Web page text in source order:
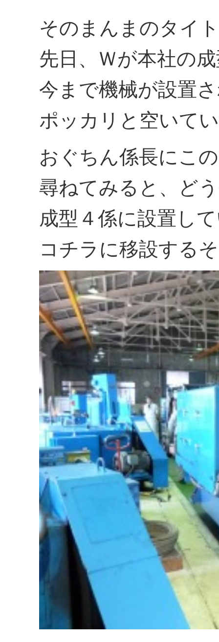
そのまんまのタイ
先日、Ｗが本社の
今まで機械が設置
ポッカリと空いて
おぐちん係長にこ
尋ねてみると、ど
成型４係に設置し
コチラに移設する